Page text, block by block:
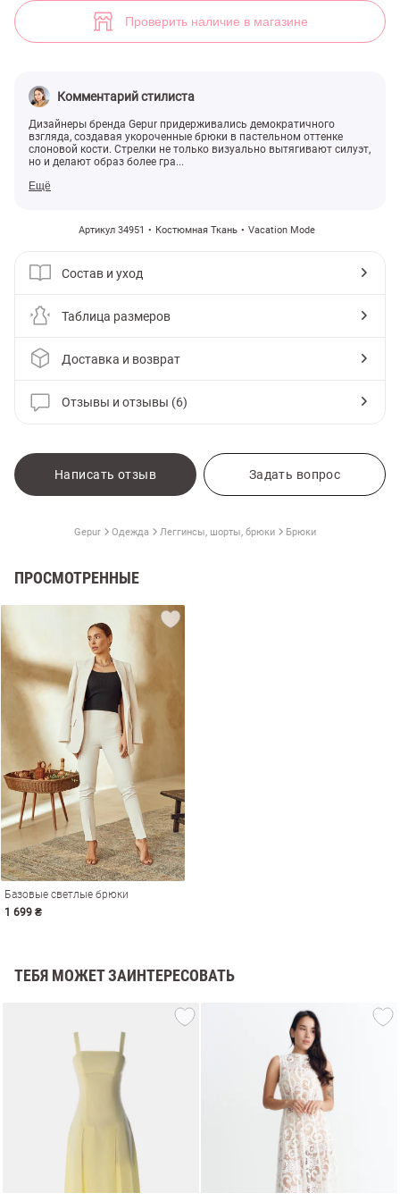
Проверить наличие в магазине
Комментарий стилиста
Дизайнеры бренда Gepur придерживались демократичного
взгляда, создавая укороченные брюки в пастельном оттенке
слоновой кости. Стрелки не только визуально вытягивают силуэт,
но и делают образ более гра...
Ещё
Артикул 34951 Костюмная Ткань Vacation Mode
Состав и уход
Таблица размеров
Доставка и возврат
Отзывы и отзывы (6)
Написать отзыв Задать вопрос
Gepur Одежда Леггинсы, шорты, брюки Брюки
ПРОСМОТРЕННЫЕ
Базовые светлые брюки
1 699 ₴
ТЕБЯ МОЖЕТ ЗАИНТЕРЕСОВАТЬ
Базовые светлые брюки (арт. 34951) ♡ интернет-магазин Gepur